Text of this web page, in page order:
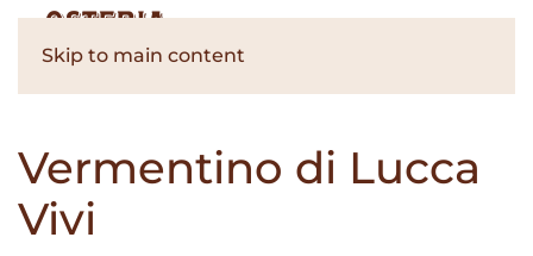
Skip to main content
Vermentino di Lucca
Vivi